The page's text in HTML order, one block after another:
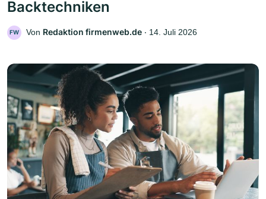
Backtechniken
FW Von Redaktion firmenweb.de ‧ 14. Juli 2026